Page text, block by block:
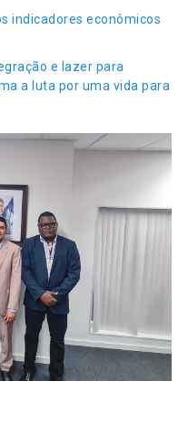
indicadores econômicos
e lazer para
a luta por uma vida para